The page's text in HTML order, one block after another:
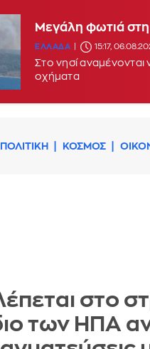
Μεγάλη φωτιά στη
ΕΛΛΑΔΑ 15:17,
Στο νησί
οχήματα
ΠΟΛΙΤΙΚΗ ΚΟΣΜΟΣ
στο
των ΗΠΑ